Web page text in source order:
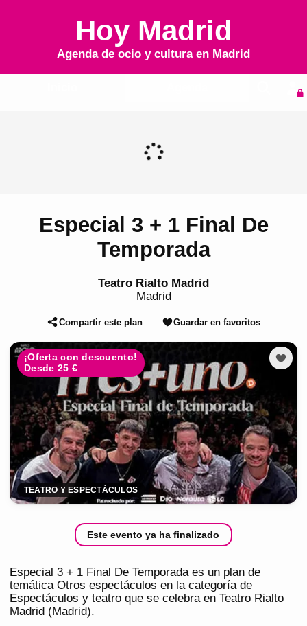
Hoy Madrid
Agenda de ocio y cultura en Madrid
Especial 3 + 1 Final De
Temporada
Teatro Rialto Madrid
Madrid
Compartir este plan Guardar en favoritos
¡Oferta con descuento!
Desde 25 €
TEATRO Y ESPECTÁCULOS
Este evento ya ha finalizado
Especial 3 + 1 Final De Temporada es un plan de
temática Otros espectáculos en la categoría de
Espectáculos y teatro que se celebra en Teatro Rialto
Madrid (Madrid).